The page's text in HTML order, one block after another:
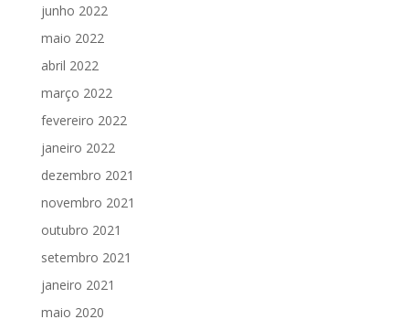
junho 2022
maio 2022
abril 2022
março 2022
fevereiro 2022
janeiro 2022
dezembro 2021
novembro 2021
outubro 2021
setembro 2021
janeiro 2021
maio 2020